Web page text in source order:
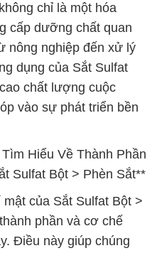
chỉ là một hóa
cấp dưỡng chất quan
nông nghiệp đến xử lý
dụng của Sắt Sulfat
chất lượng cuộc
vào sự phát triển bền
Hiểu Về Thành Phần
Sulfat Bột > Phèn Sắt**
của Sắt Sulfat Bột >
phần và cơ chế
Điều này giúp chúng